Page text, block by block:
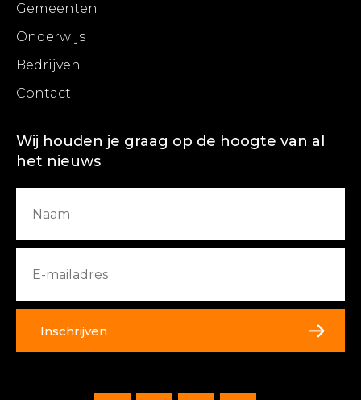
Gemeenten
Onderwijs
Bedrijven
Contact
Wij houden je graag op de hoogte van al
het nieuws
Inschrijven